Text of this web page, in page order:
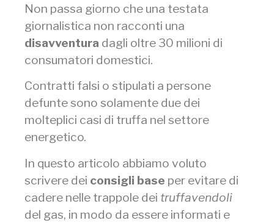
Non passa giorno che una testata
giornalistica non racconti una
disavventura dagli oltre 30 milioni di
consumatori domestici.
Contratti falsi o stipulati a persone
defunte sono solamente due dei
molteplici casi di truffa nel settore
energetico.
In questo articolo abbiamo voluto
scrivere dei consigli base per evitare di
cadere nelle trappole dei truffavendoli
del gas, in modo da essere informati e